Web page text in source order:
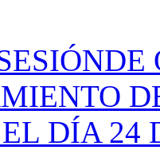
DÍA 24